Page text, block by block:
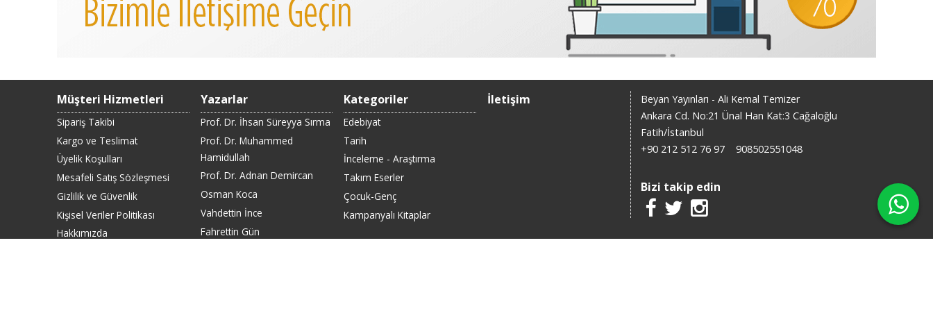
Müşteri Hizmetleri
Sipariş Takibi
Kargo ve Teslimat
Üyelik Koşulları
Mesafeli Satış Sözleşmesi
Gizlilik ve Güvenlik
Kişisel Veriler Politikası
Hakkımızda
Yazarlar
Prof. Dr. İhsan Süreyya Sırma
Prof. Dr. Muhammed
Hamidullah
Prof. Dr. Adnan Demircan
Osman Koca
Vahdettin İnce
Fahrettin Gün
Kategoriler
Edebiyat
Tarih
İnceleme - Araştırma
Takım Eserler
Çocuk-Genç
Kampanyalı Kitaplar
İletişim
Beyan Yayınları - Ali Kemal Temizer
Ankara Cd. No:21 Ünal Han Kat:3 Cağaloğlu
Fatih/İstanbul
+90 212 512 76 97
908502551048
Bizi takip edin